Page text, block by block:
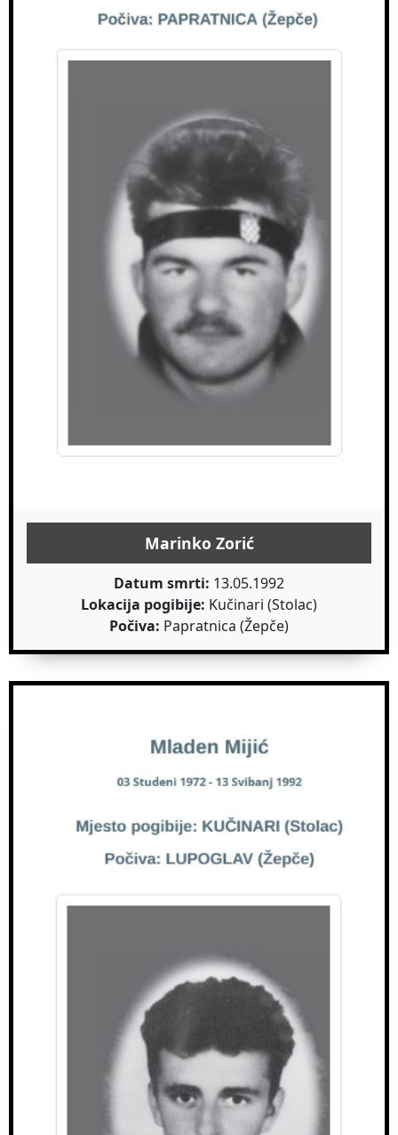
Marinko Zorić
Datum smrti: 13.05.1992
Lokacija pogibije: Kučinari (Stolac)
Počiva: Papratnica (Žepče)